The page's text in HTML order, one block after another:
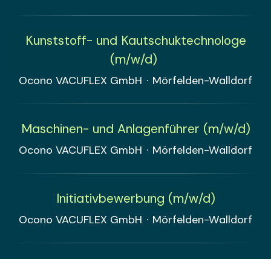
Kunststoff- und Kautschuktechnologe
(m/w/d)
Ocono VACUFLEX GmbH · Mörfelden-Walldorf
Maschinen- und Anlagenführer (m/w/d)
Ocono VACUFLEX GmbH · Mörfelden-Walldorf
Initiativbewerbung (m/w/d)
Ocono VACUFLEX GmbH · Mörfelden-Walldorf